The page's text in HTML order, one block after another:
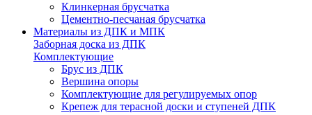
Клинкерная брусчатка
Цементно-песчаная брусчатка
Материалы из ДПК и МПК
Заборная доска из ДПК
Комплектующие
Брус из ДПК
Вершина опоры
Комплектующие для регулируемых опор
Крепеж для терасной доски и ступеней ДПК